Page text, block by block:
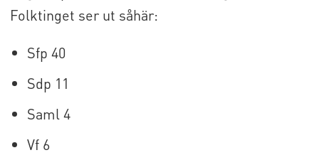
Folktinget ser ut såhär:
Sfp 40
Sdp 11
Saml 4
Vf 6